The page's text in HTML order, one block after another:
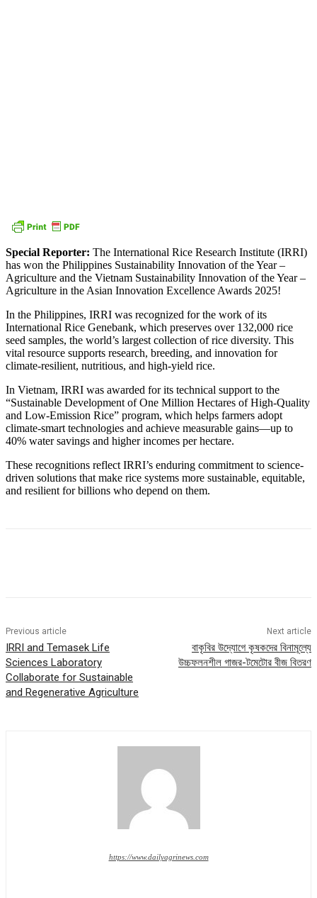
Special Reporter: The International Rice Research Institute (IRRI)
has won the Philippines Sustainability Innovation of the Year –
Agriculture and the Vietnam Sustainability Innovation of the Year –
Agriculture in the Asian Innovation Excellence Awards 2025!
In the Philippines, IRRI was recognized for the work of its
International Rice Genebank, which preserves over 132,000 rice
seed samples, the world’s largest collection of rice diversity. This
vital resource supports research, breeding, and innovation for
climate-resilient, nutritious, and high-yield rice.
In Vietnam, IRRI was awarded for its technical support to the
“Sustainable Development of One Million Hectares of High-Quality
and Low-Emission Rice” program, which helps farmers adopt
climate-smart technologies and achieve measurable gains—up to
40% water savings and higher incomes per hectare.
These recognitions reflect IRRI’s enduring commitment to science-
driven solutions that make rice systems more sustainable, equitable,
and resilient for billions who depend on them.
Previous article
IRRI and Temasek Life
Sciences Laboratory
Collaborate for Sustainable
and Regenerative Agriculture
Next article
বাকৃবির উদ্যোগে কৃষকদের বিনামূল্যে
উচ্চফলনশীল গাজর-টমেটোর বীজ বিতরণ
https://www.dailyagrinews.com